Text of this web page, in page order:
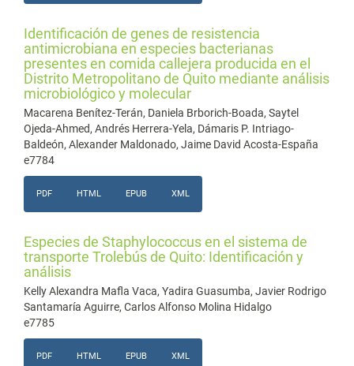
Identificación de genes de resistencia
antimicrobiana en especies bacterianas
presentes en comida callejera producida en el
Distrito Metropolitano de Quito mediante análisis
microbiológico y molecular
Macarena Benítez-Terán, Daniela Brborich-Boada, Saytel
Ojeda-Ahmed, Andrés Herrera-Yela, Dámaris P. Intriago-
Baldeón, Alexander Maldonado, Jaime David Acosta-España
e7784
PDF HTML EPUB XML
Especies de Staphylococcus en el sistema de
transporte Trolebús de Quito: Identificación y
análisis
Kelly Alexandra Mafla Vaca, Yadira Guasumba, Javier Rodrigo
Santamaría Aguirre, Carlos Alfonso Molina Hidalgo
e7785
PDF HTML EPUB XML